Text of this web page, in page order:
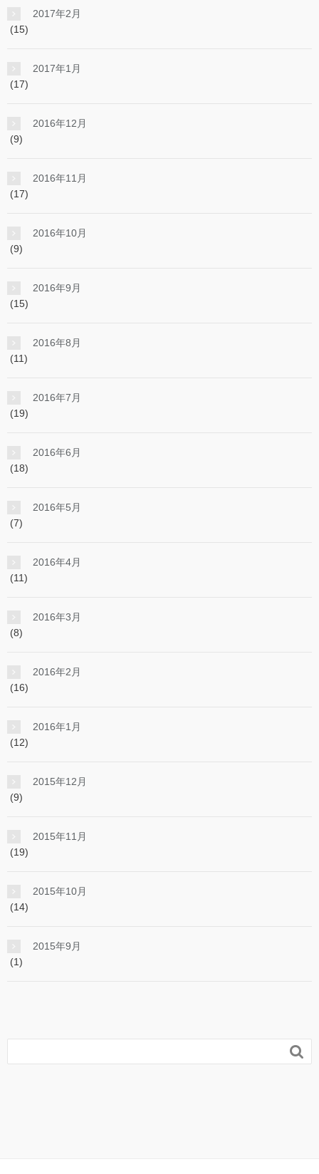
2017年2月
(15)
2017年1月
(17)
2016年12月
(9)
2016年11月
(17)
2016年10月
(9)
2016年9月
(15)
2016年8月
(11)
2016年7月
(19)
2016年6月
(18)
2016年5月
(7)
2016年4月
(11)
2016年3月
(8)
2016年2月
(16)
2016年1月
(12)
2015年12月
(9)
2015年11月
(19)
2015年10月
(14)
2015年9月
(1)
